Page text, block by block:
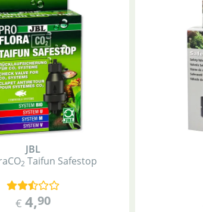
JBL
CO2 Taifun Safestop
€ 4,90